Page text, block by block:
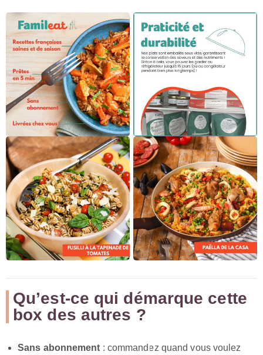
Qu’est-ce qui démarque cette
box des autres ?
Sans abonnement : commandez quand vous voulez